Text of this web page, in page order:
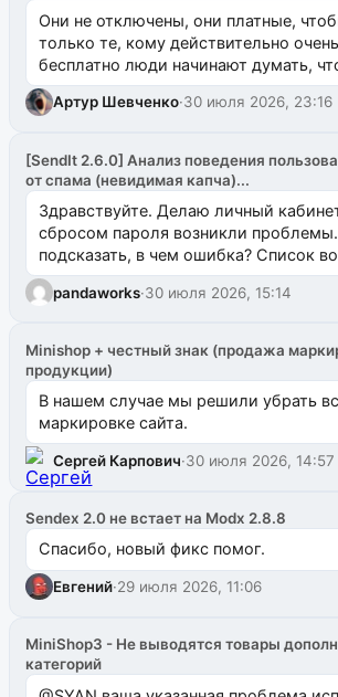
Они не отключены, они платные,
только те, кому действительно
бесплатно люди начинают думать,
Артур Шевченко·30 июля 2026, 23:16
[SendIt 2.6.0] Анализ поведения
от спама (невидимая капча)...
Здравствуйте. Делаю личный
сбросом пароля возникли
подсказать, в чем ошибка? Список
одноименном разделе на modx.pro
pandaworks·30 июля 2026, 15:14
Minishop + честный знак (продажа
продукции)
В нашем случае мы решили убрать
маркировке сайта.
Сергей Карпович·30 июля 2026, 14:57
Sendex 2.0 не встает на Modx 2.8.8
Спасибо, новый фикс помог.
Евгений·29 июля 2026, 11:06
MiniShop3 - Не выводятся товары
категорий